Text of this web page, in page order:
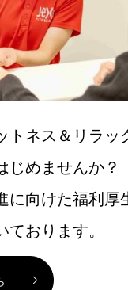
トネス＆リラッ
じめませんか？
に向けた福利厚
おります。